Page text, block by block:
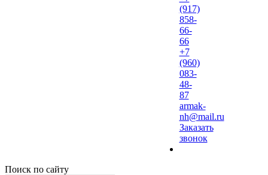
(917)
858-
66-
66
+7
(960)
083-
48-
87
armak-
nh@mail.ru
Заказать
звонок
Поиск по сайту